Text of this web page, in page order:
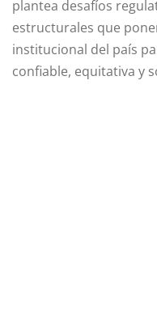
plantea desafíos
estructurales que
institucional del país
confiable, equitativa y